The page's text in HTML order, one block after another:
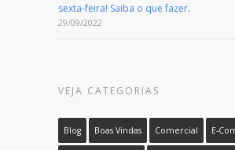
sexta-feira! Saiba o que fazer.
29/09/2022
VEJA CATEGORIAS
Blog Boas Vindas Comercial E-